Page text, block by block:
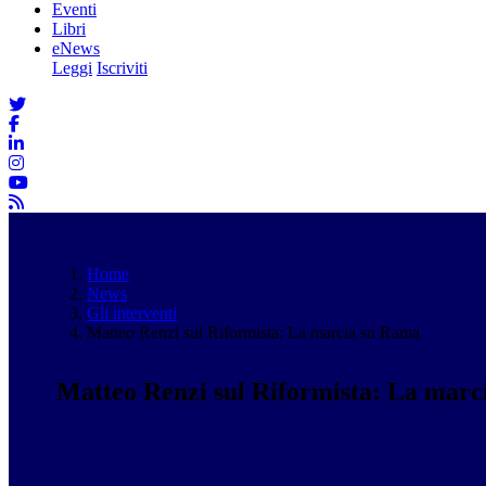
Eventi
Libri
eNews
Leggi Iscriviti
Home
News
Gli interventi
Matteo Renzi sul Riformista: La marcia su Rama
Matteo Renzi sul Riformista: La